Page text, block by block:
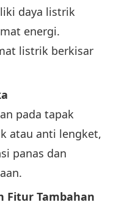
daya listrik
energi.
listrik berkisar
pada tapak
atau anti lengket,
panas dan
Fitur Tambahan